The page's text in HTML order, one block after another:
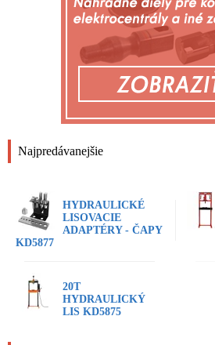
Najpredávanejšie
HYDRAULICKÉ
LISOVACIE
ADAPTÉRY - ČAPY
KD5877
20T
HYDRAULICKÝ
LIS KD5875